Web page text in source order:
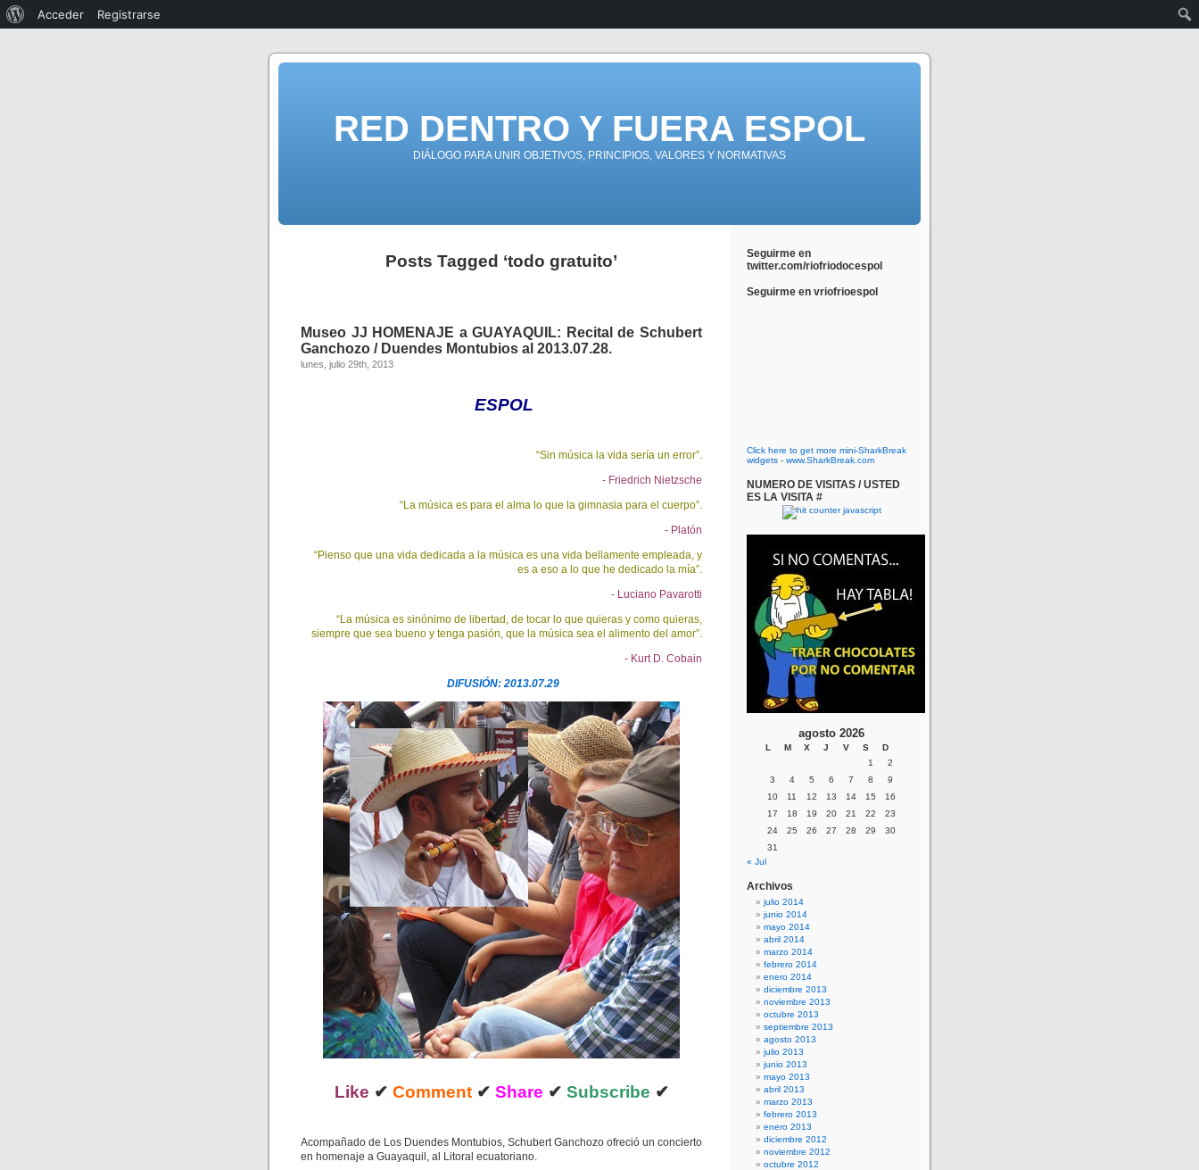
RED DENTRO Y FUERA ESPOL
DIÁLOGO PARA UNIR OBJETIVOS, PRINCIPIOS, VALORES Y NORMATIVAS
Posts Tagged ‘todo gratuito’
Museo JJ HOMENAJE a GUAYAQUIL: Recital de Schubert
Ganchozo / Duendes Montubios al 2013.07.28.
lunes, julio 29th, 2013
ESPOL
“Sin música la vida sería un error”.
- Friedrich Nietzsche
“La música es para el alma lo que la gimnasia para el cuerpo”.
- Platón
“Pienso que una vida dedicada a la música es una vida bellamente empleada, y
es a eso a lo que he dedicado la mía”.
- Luciano Pavarotti
“La música es sinónimo de libertad, de tocar lo que quieras y como quieras,
siempre que sea bueno y tenga pasión, que la música sea el alimento del amor”.
- Kurt D. Cobain
DIFUSIÓN: 2013.07.29
Like ✔ Comment✔ Share ✔ Subscribe ✔
Acompañado de Los Duendes Montubios, Schubert Ganchozo ofreció un concierto
en homenaje a Guayaquil, al Litoral ecuatoriano.
Seguirme en
twitter.com/riofriodocespol
Seguirme en vriofrioespol
Click here to get more mini-SharkBreak
widgets - www.SharkBreak.com
NUMERO DE VISITAS / USTED
ES LA VISITA #
agosto 2026
L M X J V S
D
1
2
3
4 5 6 7 8
9
10
11 12 13 14 15
16
17
18 19 20 21 22
23
24
25 26 27 28 29
30
31
« Jul
Archivos
julio 2014
junio 2014
mayo 2014
abril 2014
marzo 2014
febrero 2014
enero 2014
diciembre 2013
noviembre 2013
octubre 2013
septiembre 2013
agosto 2013
julio 2013
junio 2013
mayo 2013
abril 2013
marzo 2013
febrero 2013
enero 2013
diciembre 2012
noviembre 2012
octubre 2012
Acceder Registrarse